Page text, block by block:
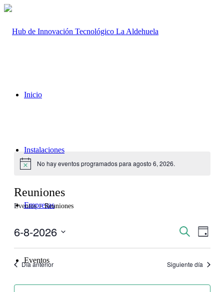
Inicio
Instalaciones
Empresas
Eventos
Aviso No hay eventos programados para agosto 6, 2026.
Reuniones
Eventos Reuniones
y
vistas
Buscar
de
vistas
de
Día
6-8-2026
Día anterior
Siguiente día